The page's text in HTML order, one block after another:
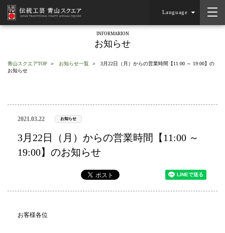
Language
INFORMARION
お知らせ
青山スクエアTOP お知らせ一覧
3月22日（月）からの営業時間【11:00 ～ 19:00】の
お知らせ
2021.03.22 お知らせ
3月22日（月）からの営業時間【11:00 ～
19:00】のお知らせ
お客様各位